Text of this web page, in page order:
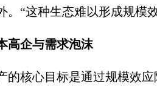
。“这种生态难以形成规模
高企与需求泡沫
核心目标是通过规模效应